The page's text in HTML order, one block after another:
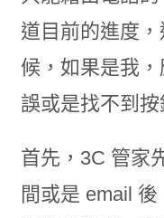
道目前的進度
候，如果是我
誤或是找不到按
首先，3C 管家
間或是 email